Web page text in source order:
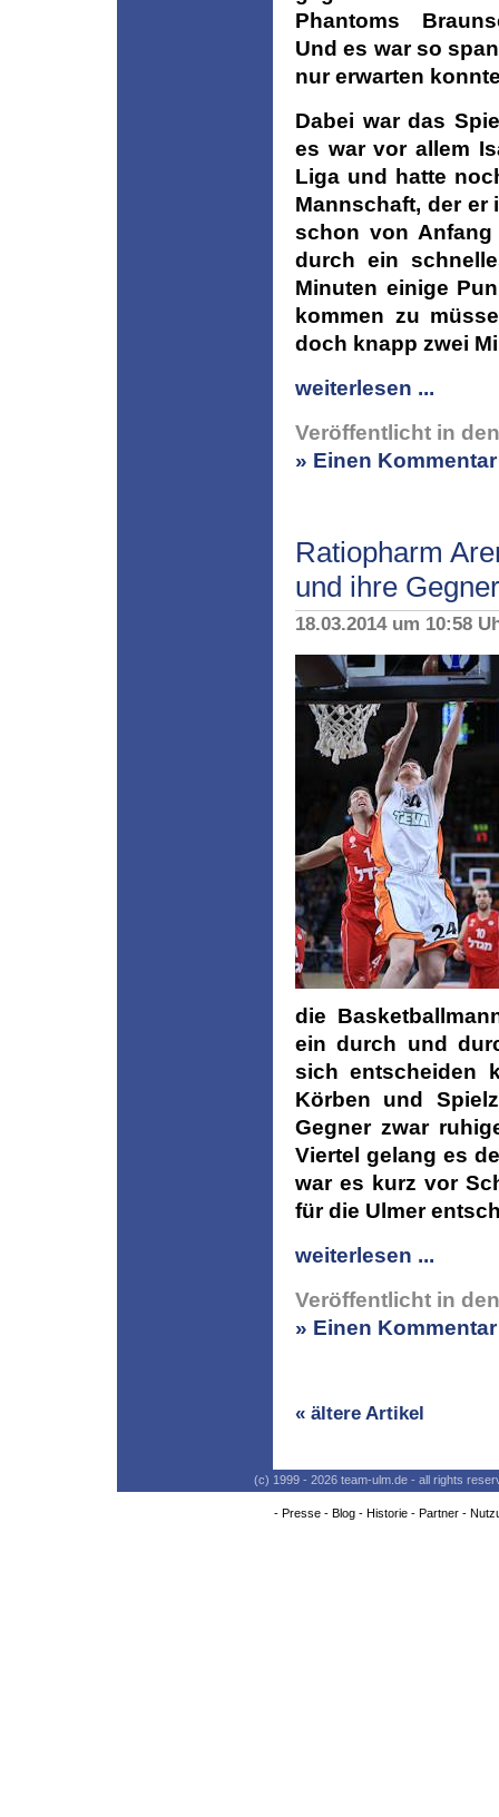
Phantoms
Und es war so
nur erwarten
Dabei war das
es war vor allem
Liga und hatte
Mannschaft, der er
schon von Anfang
durch ein
Minuten einige
kommen zu
doch knapp zwei
weiterlesen ...
Veröffentlicht in
» Einen
Ratiopharm
und ihre Gegner
18.03.2014 um 10:58
die
ein durch und
sich entscheiden
Körben und
Gegner zwar
Viertel gelang es
war es kurz vor
für die Ulmer
weiterlesen ...
Veröffentlicht in
» Einen
« ältere Artikel
(c) 1999 - 2026 team-ulm.de - all rights
- Presse- Blog- Historie- Partner-